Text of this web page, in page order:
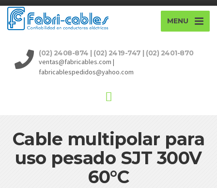
MENU
(02) 2408-874 | (02) 2419-747 | (02) 2401-870
ventas@fabricables.com |
fabricablespedidos@yahoo.com
Cable multipolar para
uso pesado SJT 300V
60°C